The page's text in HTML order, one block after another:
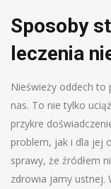
Sposoby
leczenia
Nieświeży oddech
nas. To nie tylko
przykre
problem, jak i dla jej
sprawy, że źródłem
zdrowia jamy ustnej.